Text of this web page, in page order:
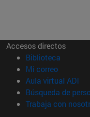
Accesos directos
Biblioteca (abre
Mi correo(abre en
Aula virtual ADI
Búsqueda de
Trabaja con